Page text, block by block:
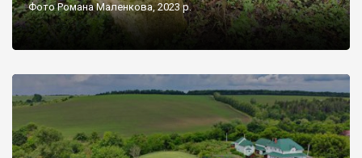
Фото Романа Маленкова, 2023 р.